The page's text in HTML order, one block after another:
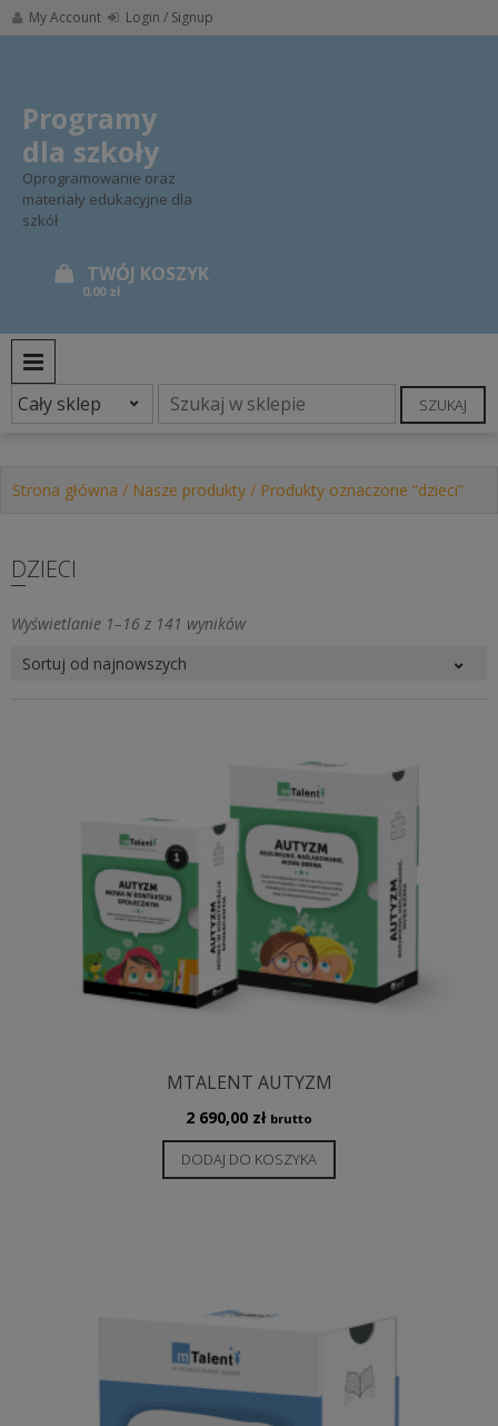
Skip
to
My Account Login / Signup
Programy
dla szkoły
Oprogramowanie oraz
materiały edukacyjne dla
szkół
0,00 zł
SZUKAJ
Strona główna / Nasze produkty / Produkty oznaczone “dzieci”
DZIECI
Wyświetlanie 1–16 z 141 wynikówPosortowane
MTALENT AUTYZM
2 690,00 zł brutto
DODAJ DO KOSZYKA